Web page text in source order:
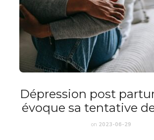
Dépression post
évoque sa tentative
on 2023-06-29